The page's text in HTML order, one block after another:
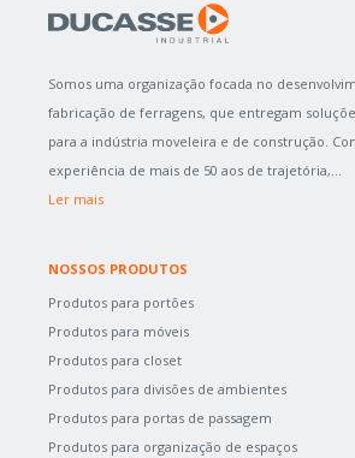
Somos uma organização focada no
fabricação de ferragens, que entregam
para a indústria moveleira e de construção.
experiência de mais de 50 aos de trajetória,...
Ler mais
NOSSOS PRODUTOS
Produtos para portões
Produtos para móveis
Produtos para closet
Produtos para divisões de ambientes
Produtos para portas de passagem
Produtos para organização de espaços